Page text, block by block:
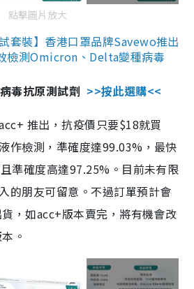
點擊圖片放大
套裝】香港口罩品牌Savewo推出
檢測Omicron、Delta變種病毒
毒抗原測試劑 >>按此選購<<
推出，抗疫價只要$18就買
作檢測，準確度達99.03%，最快
準確度高達97.25%。目前未有限
的朋友可留意。不過訂單預計會
，如acc+版本賣完，將有機會改
。